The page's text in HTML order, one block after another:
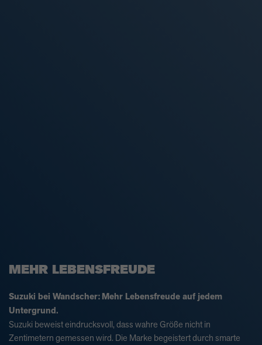
MEHR LEBENSFREUDE
Suzuki bei Wandscher: Mehr Lebensfreude auf jedem
Untergrund.
Suzuki beweist eindrucksvoll, dass wahre Größe nicht in
Zentimetern gemessen wird. Die Marke begeistert durch smarte